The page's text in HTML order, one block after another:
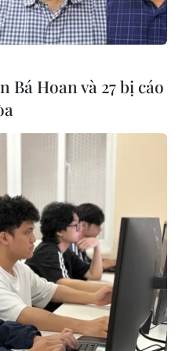
06/08/2026 11:54
đường Vành đai 1 đoạn
06/08/2026 09:07
Cầu Đắk Lung sập sau cú
Bá Hoan và 27 bị cáo